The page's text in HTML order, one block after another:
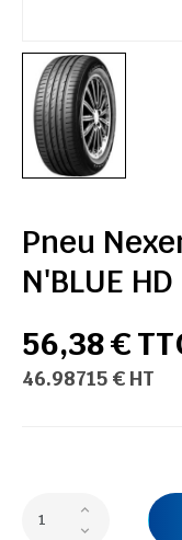
Pneu
N'BLUE
56,38 €
46.98715 € HT